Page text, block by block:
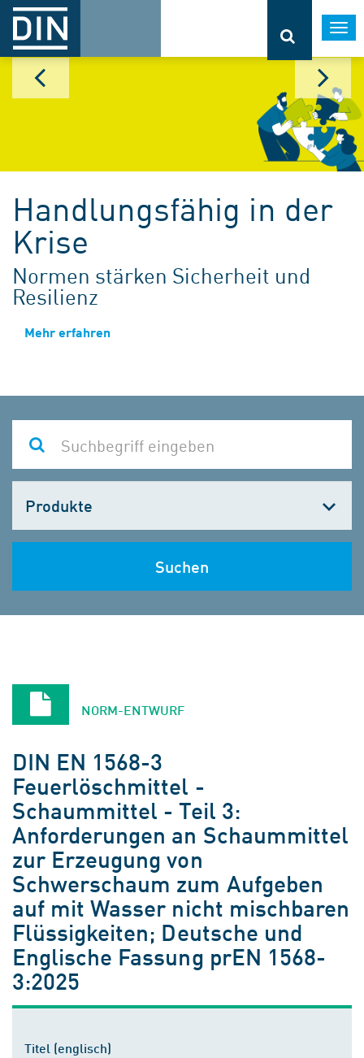
Handlungsfähig in der
Krise
Normen stärken Sicherheit und
Resilienz
Mehr erfahren
wählen
Suchen
NORM-ENTWURF
DIN EN 1568-3
Feuerlöschmittel -
Schaummittel - Teil 3:
Anforderungen an Schaummittel
zur Erzeugung von
Schwerschaum zum Aufgeben
auf mit Wasser nicht mischbaren
Flüssigkeiten; Deutsche und
Englische Fassung prEN 1568-
3:2025
Titel (englisch)